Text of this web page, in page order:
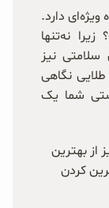
ویژه‌ای دارد.
نه‌تنها
نیز
نگاهی
شما یک
از بهترین
کردن